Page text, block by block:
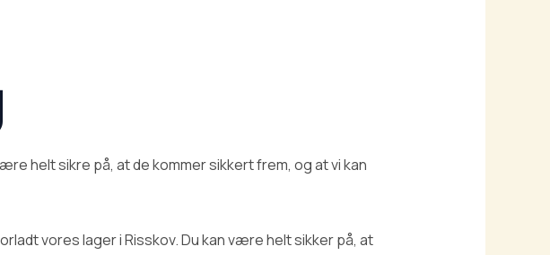
helt sikre på, at de kommer sikkert frem, og at vi kan
vores lager i Risskov. Du kan være helt sikker på, at